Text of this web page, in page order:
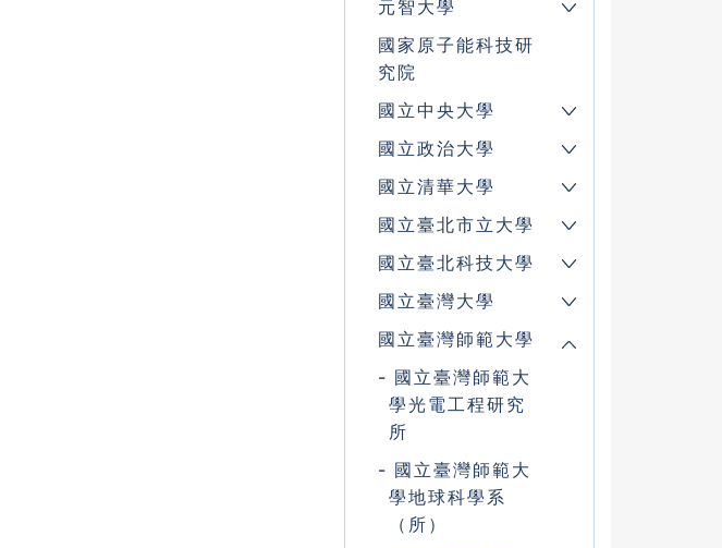
元智大學
國家原子能科技研
究院
國立中央大學
國立政治大學
國立清華大學
國立臺北市立大學
國立臺北科技大學
國立臺灣大學
國立臺灣師範大學
國立臺灣師範大
學光電工程研究
所
國立臺灣師範大
學地球科學系
（所）